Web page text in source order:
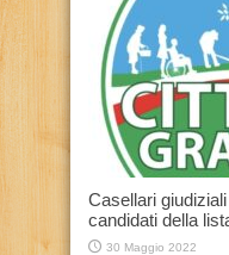
Casellari
candidati della
30 Maggio 2022